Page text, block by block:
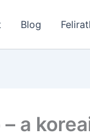
Blog
a